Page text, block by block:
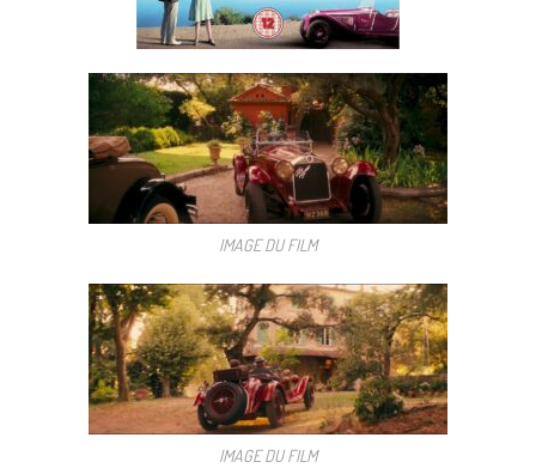
IMAGE DU FILM
IMAGE DU FILM